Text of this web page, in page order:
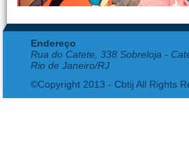
Endereço
Rua do Catete, 338 Sobreloja -
Rio de Janeiro/RJ
©Copyright 2013 - Cbtij All Rights